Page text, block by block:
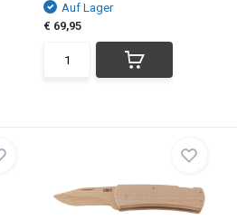
Auf Lager
€ 69,95